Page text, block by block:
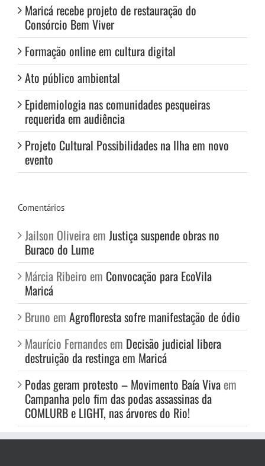
Maricá recebe projeto de restauração do
Consórcio Bem Viver
Formação online em cultura digital
Ato público ambiental
Epidemiologia nas comunidades pesqueiras
requerida em audiência
Projeto Cultural Possibilidades na Ilha em novo
evento
Comentários
Jailson Oliveira em Justiça suspende obras no
Buraco do Lume
Márcia Ribeiro em Convocação para EcoVila
Maricá
Bruno em Agrofloresta sofre manifestação de ódio
Maurício Fernandes em Decisão judicial libera
destruição da restinga em Maricá
Podas geram protesto – Movimento Baía Viva em
Campanha pelo fim das podas assassinas da
COMLURB e LIGHT, nas árvores do Rio!